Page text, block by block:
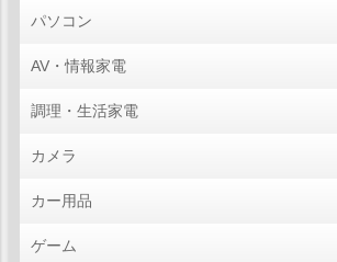
パソコン
AV・情報家電
調理・生活家電
カメラ
カー用品
ゲーム